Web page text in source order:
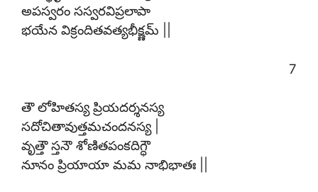
అపస్వరం సస్వరవిప్రలాపా
భయేన విక్రందితవత్యభీక్ష్ణమ్ ||
7
తౌ లోహితస్య ప్రియదర్శనస్య
సదోచితావుత్తమచందనస్య |
వృత్తౌ స్తనౌ శోణితపంకదిగ్ధౌ
నూనం ప్రియాయా మమ నాభిభాతః ||